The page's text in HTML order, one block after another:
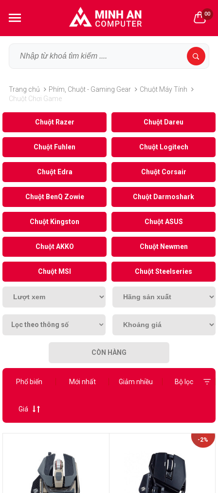
00
Trang chủ Phím, Chuột - Gaming Gear
Chuột Máy Tính
Chuột Chơi Game
Chuột Razer Chuột Dareu
Chuột Fuhlen Chuột Logitech
Chuột Edra Chuột Corsair
Chuột BenQ Zowie Chuột Darmoshark
Chuột Kingston Chuột ASUS
Chuột AKKO Chuột Newmen
Chuột MSI Chuột Steelseries
Lọc theo thông số
CÒN HÀNG
Phổ biến Mới nhất Giảm nhiều Bộ lọc
Giá
-2%